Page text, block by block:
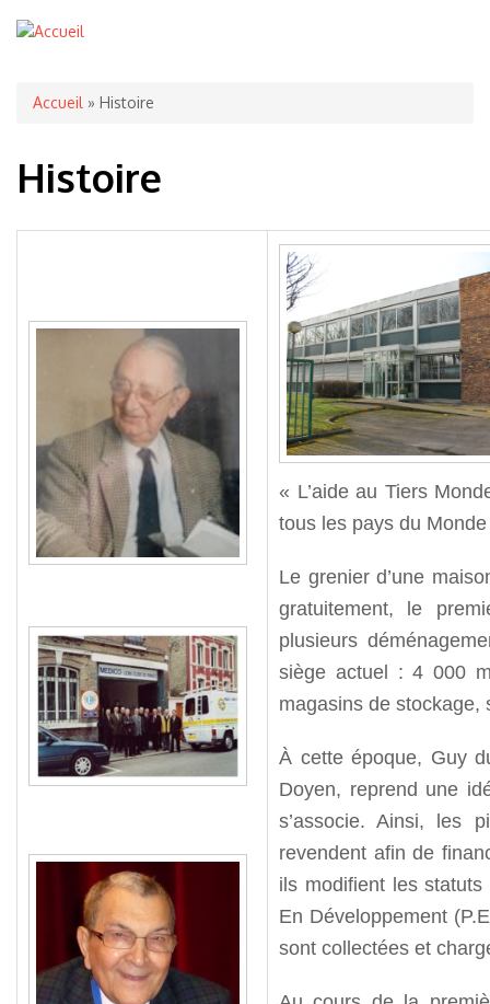
Vous êtes ici
Accueil » Histoire
Histoire
« L’aide au Tiers
tous les pays du
Le grenier d’une
gratuitement, le
plusieurs
siège actuel : 4 000
magasins de stockage,
À cette époque, Guy
Doyen, reprend une
s’associe. Ainsi, les
revendent afin de
ils modifient les statuts
En Développement
sont collectées et